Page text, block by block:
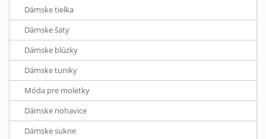
Dámske tielka
Dámske šaty
Dámske blúzky
Dámske tuniky
Móda pre moletky
Dámske nohavice
Dámske sukne